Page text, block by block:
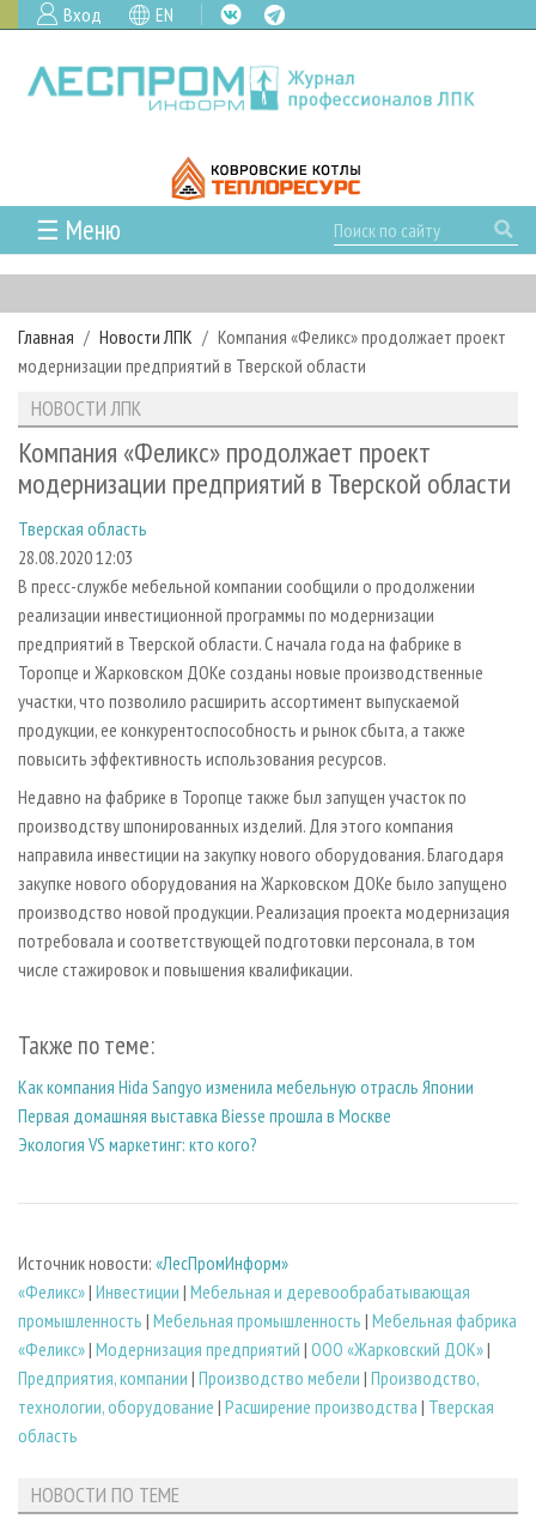
Вход EN
☰ Меню
ГЛАВНАЯ
РУБРИКИ И ТЕМЫ
РУБРИКИ ЖУРНАЛА
ЛЕСОЗАГОТОВКА
ЛЕСОПИЛЕНИЕ
СУШКА ДРЕВЕСИНЫ
ПРОИЗВОДСТВО ДРЕВЕСНЫХ ПЛИТ
ДЕРЕВЯННОЕ ДОМОСТРОЕНИЕ
ПРОИЗВОДСТВО МЕБЕЛИ
БИОЭНЕРГЕТИКА
ЦБП
ИНСТРУМЕНТ И МАТЕРИАЛЫ
НОВОСТИ
НОВОСТИ ЛПК
НОВОСТИ ЖУРНАЛА
ПРОЕКТЫ ЛПИ
АНАЛИТИКА
ПРЕДПРИЯТИЯ ЛПК
ПЕРСОНЫ
МОБИЛЬНЫЕ ВЫСТАВКИ
ОФИЦИАЛЬНЫЕ ДЕЛЕГАЦИИ
ПРИОРИТЕТНЫЕ ИНВЕСТПРОЕКТЫ
RUSSIAN FORESTRY REVIEW
ГАЗЕТА ЛЕСПРОМФОРУМ
БИБЛИОТЕКА СПЕЦИАЛИСТА
АРХИВ ЖУРНАЛОВ
СТАТЬИ
О ЖУРНАЛЕ
ПОДПИСКА
КОНТАКТЫ
РЕКЛАМОДАТЕЛЯМ
РЕКЛАМА
РЕКЛАМА НА САЙТЕ
Главная Новости ЛПК
Компания «Феликс» продолжает проект
модернизации предприятий в Тверской области
НОВОСТИ ЛПК
Компания «Феликс» продолжает проект
модернизации предприятий в Тверской области
Тверская область
28.08.2020 12:03
В пресс-службе мебельной компании сообщили о продолжении
реализации инвестиционной программы по модернизации
предприятий в Тверской области. С начала года на фабрике в
Торопце и Жарковском ДОКе созданы новые производственные
участки, что позволило расширить ассортимент выпускаемой
продукции, ее конкурентоспособность и рынок сбыта, а также
повысить эффективность использования ресурсов.
Недавно на фабрике в Торопце также был запущен участок по
производству шпонированных изделий. Для этого компания
направила инвестиции на закупку нового оборудования. Благодаря
закупке нового оборудования на Жарковском ДОКе было запущено
производство новой продукции. Реализация проекта модернизация
потребовала и соответствующей подготовки персонала, в том
числе стажировок и повышения квалификации.
Также по теме:
Как компания Hida Sangyo изменила мебельную отрасль Японии
Первая домашняя выставка Biesse прошла в Москве
Экология VS маркетинг: кто кого?
Источник новости: «ЛесПромИнформ»
«Феликс»| Инвестиции | Мебельная и деревообрабатывающая
промышленность | Мебельная промышленность | Мебельная фабрика
«Феликс»| Модернизация предприятий | ООО «Жарковский ДОК»|
Предприятия, компании | Производство мебели | Производство,
технологии, оборудование | Расширение производства | Тверская
область
НОВОСТИ ПО ТЕМЕ